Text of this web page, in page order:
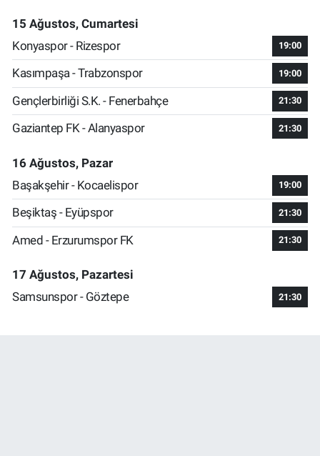
15 Ağustos, Cumartesi
Konyaspor - Rizespor
19:00
Kasımpaşa - Trabzonspor 19:00
Gençlerbirliği S.K. - Fenerbahçe 21:30
Gaziantep FK - Alanyaspor 21:30
16 Ağustos, Pazar
Başakşehir - Kocaelispor
19:00
Beşiktaş - Eyüpspor 21:30
Amed - Erzurumspor FK 21:30
17 Ağustos, Pazartesi
Samsunspor - Göztepe
21:30